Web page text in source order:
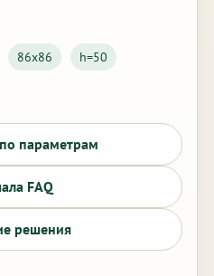
86х86
h=50
параметрам
FAQ
решения